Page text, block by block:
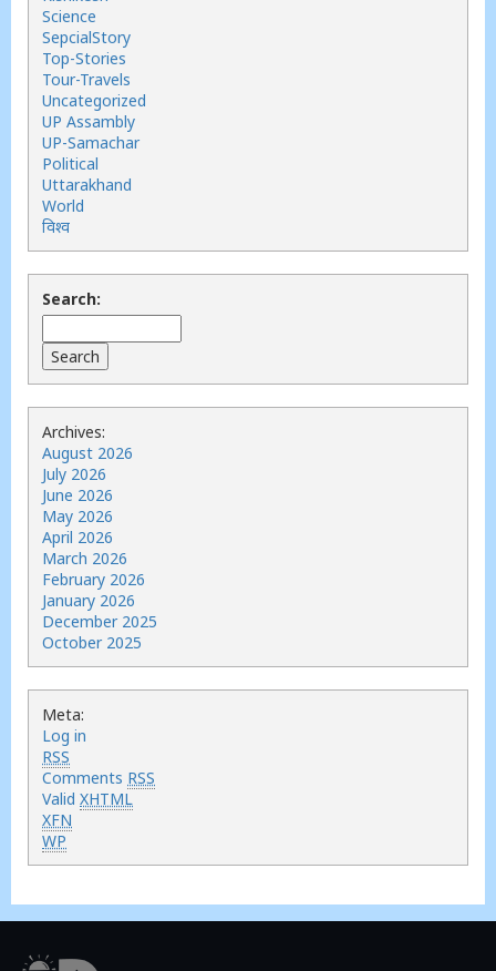
Science
SepcialStory
Top-Stories
Tour-Travels
Uncategorized
UP Assambly
UP-Samachar
Political
Uttarakhand
World
विश्व
Search:
Archives:
August 2026
July 2026
June 2026
May 2026
April 2026
March 2026
February 2026
January 2026
December 2025
October 2025
Meta:
Log in
RSS
Comments RSS
Valid XHTML
XFN
WP